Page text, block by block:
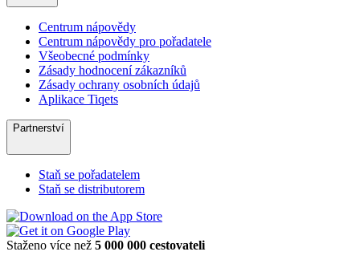
Centrum nápovědy
Centrum nápovědy pro pořadatele
Všeobecné podmínky
Zásady hodnocení zákazníků
Zásady ochrany osobních údajů
Aplikace Tiqets
Partnerství
Staň se pořadatelem
Staň se distributorem
Staženo více než 5 000 000 cestovateli